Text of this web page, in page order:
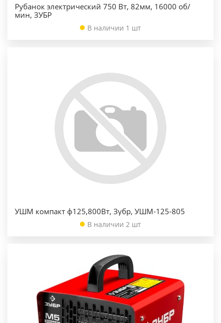
Рубанок электрический 750 Вт, 82мм, 16000 об/
мин, ЗУБР
В наличии 1 шт
УШМ компакт ф125,800Вт, Зубр, УШМ-125-805
В наличии 2 шт